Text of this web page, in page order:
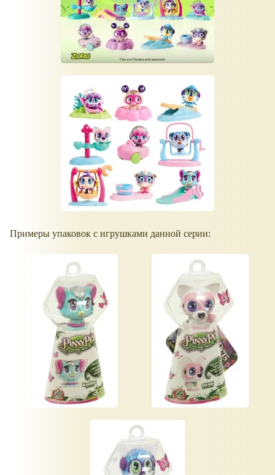
Примеры упаковок с игрушками данной серии: